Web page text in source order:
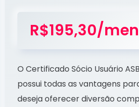
R$195,30/
O Certificado Sócio Usuário
possui todas as vantagens
deseja oferecer diversão